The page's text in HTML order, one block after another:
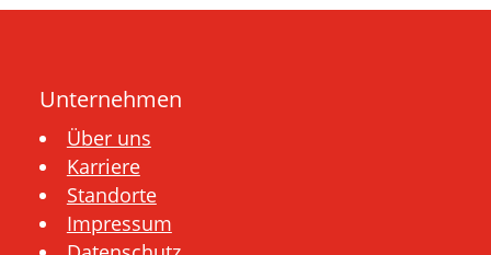
Unternehmen
Über uns
Karriere
Standorte
Impressum